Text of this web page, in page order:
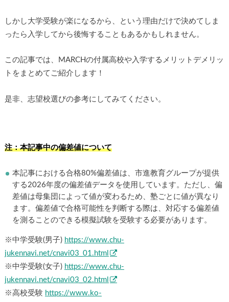
しかし大学受験が楽になるから、という理由だけで決めてしま
ったら入学してから後悔することもあるかもしれません。
この記事では、MARCHの付属高校や入学するメリットデメリッ
トをまとめてご紹介します！
是非、志望校選びの参考にしてみてください。
注：本記事中の偏差値について
本記事における合格80%偏差値は、市進教育グループが提供
する2026年度の偏差値データを使用しています。ただし、偏
差値は母集団によって値が変わるため、塾ごとに値が異なり
ます。偏差値で合格可能性を判断する際は、対応する偏差値
を測ることのできる模擬試験を受験する必要があります。
※中学受験(男子) https://www.chu-
jukennavi.net/cnavi03_01.html
※中学受験(女子) https://www.chu-
jukennavi.net/cnavi03_02.html
※高校受験 https://www.ko-